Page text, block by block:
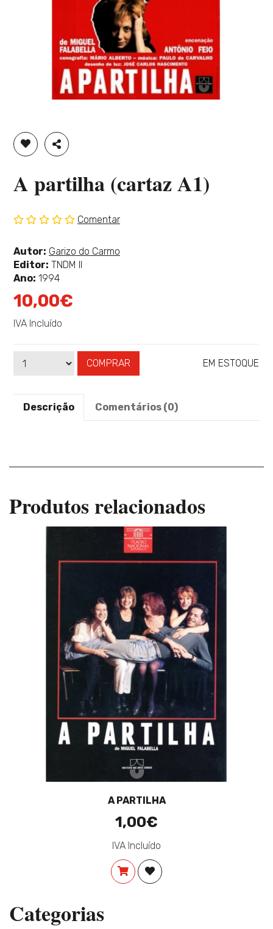
ADICIONAR À LISTA DE DESEJOS
PARTILHAR
A partilha (cartaz A1)
classificação
Comentar
Autor: Ver
mais
sobre
Garizo do Carmo
Editor: TNDM II
Ano: 1994
10,00€
IVA Incluído
Qtd COMPRAR
Disponibilidade: EM ESTOQUE
Descrição Comentários (0)
Produtos relacionados
A PARTILHA
1,00€
IVA Incluído
COMPRARADICIONAR À LISTA DE
Categorias